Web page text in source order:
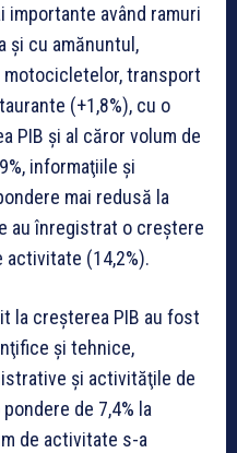
având ramuri
şi cu amănuntul,
transport
(+1,8%), cu o
PIB şi al căror volum de
informaţiile şi
mai redusă la
au înregistrat o creştere
activitate (14,2%).
la creșterea PIB au fost
şi tehnice,
şi activităţile de
de 7,4% la
de activitate s-a